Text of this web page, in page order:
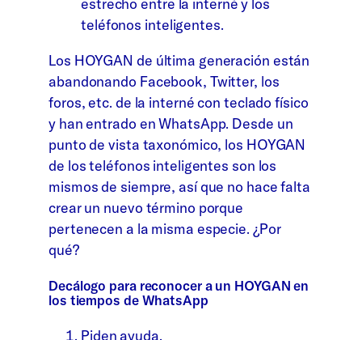
estrecho entre la interné y los
teléfonos inteligentes.
Los HOYGAN de última generación están
abandonando Facebook, Twitter, los
foros, etc. de la interné con teclado físico
y han entrado en WhatsApp. Desde un
punto de vista taxonómico, los HOYGAN
de los teléfonos inteligentes son los
mismos de siempre, así que no hace falta
crear un nuevo término porque
pertenecen a la misma especie. ¿Por
qué?
Decálogo para reconocer a un HOYGAN en
los tiempos de WhatsApp
Piden ayuda.